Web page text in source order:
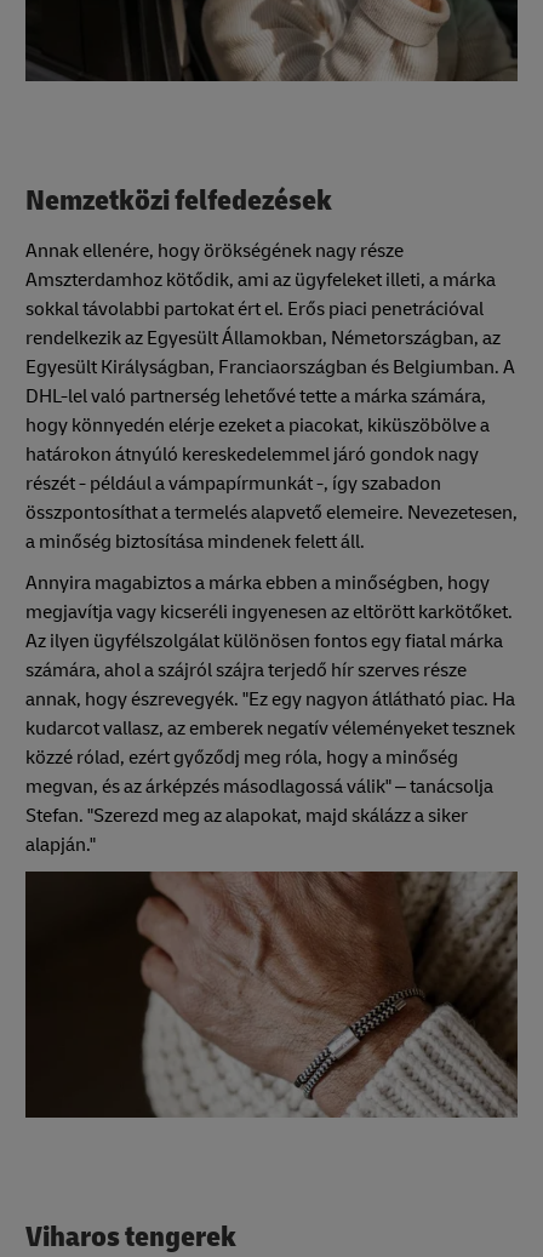
Nemzetközi felfedezések
Annak ellenére, hogy örökségének nagy része
Amszterdamhoz kötődik, ami az ügyfeleket illeti, a márka
sokkal távolabbi partokat ért el. Erős piaci penetrációval
rendelkezik az Egyesült Államokban, Németországban, az
Egyesült Királyságban, Franciaországban és Belgiumban. A
DHL-lel való partnerség lehetővé tette a márka számára,
hogy könnyedén elérje ezeket a piacokat, kiküszöbölve a
határokon átnyúló kereskedelemmel járó gondok nagy
részét - például a vámpapírmunkát -, így szabadon
összpontosíthat a termelés alapvető elemeire. Nevezetesen,
a minőség biztosítása mindenek felett áll.
Annyira magabiztos a márka ebben a minőségben, hogy
megjavítja vagy kicseréli ingyenesen az eltörött karkötőket.
Az ilyen ügyfélszolgálat különösen fontos egy fiatal márka
számára, ahol a szájról szájra terjedő hír szerves része
annak, hogy észrevegyék. "Ez egy nagyon átlátható piac. Ha
kudarcot vallasz, az emberek negatív véleményeket tesznek
közzé rólad, ezért győződj meg róla, hogy a minőség
megvan, és az árképzés másodlagossá válik" – tanácsolja
Stefan. "Szerezd meg az alapokat, majd skálázz a siker
alapján."
Viharos tengerek